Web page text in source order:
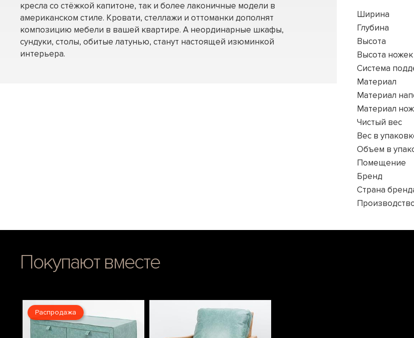
кресла со стёжкой капитоне, так и более лаконичные модели в
американском стиле. Кровати, стеллажи и оттоманки дополнят
композицию мебели в вашей квартире. А неординарные шкафы,
сундуки, столы, обитые латунью, станут настоящей изюминкой
интерьера.
Ширина
Глубина
Высота
Высота ножек
Система
Материал
Материал
Материал
Чистый вес
Вес в
Объем в
Помещение
Бренд
Страна
Покупают вместе
Распродажа